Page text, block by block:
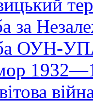
за
ОУН-УПА